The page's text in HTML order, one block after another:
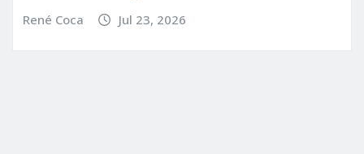
René Coca Jul 23, 2026